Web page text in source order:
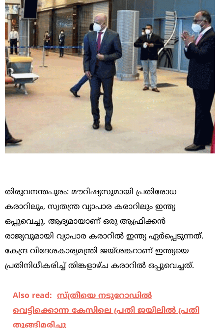
തിരുവനന്തപുരം: മൗറിഷ്യസുമായി പ്രതിരോധ
കരാറിലും, സ്വതന്ത്ര വ്യാപാര കരാറിലും ഇന്ത്യ
ഒപ്പുവെച്ചു. ആദ്യമായാണ് ഒരു ആഫ്രിക്കന്‍
രാജ്യവുമായി വ്യാപാര കരാറില്‍ ഇന്ത്യ ഏര്‍പ്പെടുന്നത്.
കേന്ദ്ര വിദേശകാര്യമന്ത്രി ജയ്ശങ്കറാണ് ഇന്ത്യയെ
പ്രതിനിധീകരിച്ച് തിങ്കളാഴ്ച കരാറില്‍ ഒപ്പുവെച്ചത്.
Also read: സ്ത്രീയെ നടുറോഡില്‍
വെട്ടിക്കൊന്ന കേസിലെ പ്രതി ജയിലില്‍ പ്രതി
തൂങ്ങിമരിച്ചു